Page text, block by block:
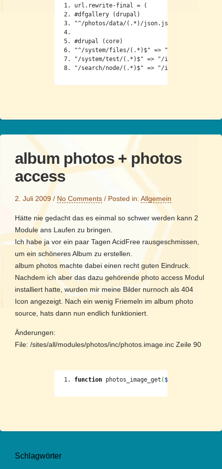
url.rewrite-final = (
#dfgallery (drupal)
"^/photos/data/(.*)/json.json$" => "/
#drupal (core)
"^/system/files/(.*)$" => "/
"/system/test/(.*)$" => "/
"/search/node/(.*)$" => "/
album photos + photos
access
2. Juli 2009 / No Comments / Posted in: Allgemein
Hätte nie gedacht das es einmal so schwer werden kann 2
Module ans Laufen zu bringen.
Ich habe ja vor ein paar Tagen AcidFree rausgeschmissen,
um ein schöneres Album zu erstellen.
album photos machte dabei einen recht guten Eindruck.
Nachdem ich aber das dazu gehörende photo access Modul
installiert hatte, wurden mir meine Bilder nurnoch als 404
Icon angezeigt. Nach ein wenig Friemeln im album photo
source, hats dann nun endlich funktioniert.
Änderungen:
File: /sites/all/modules/photos/inc/photos.image.inc Zeile 90
function photos_image_get ( $fid
Schlagwörter